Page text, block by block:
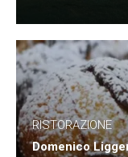
RISTORAZIONE
Domenico